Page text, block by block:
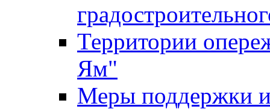
Территории
Ям"
Меры поддержки